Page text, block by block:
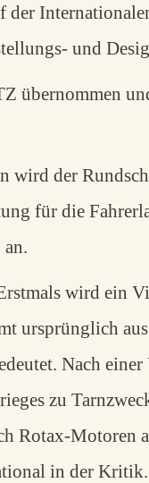
der
und
übernommen
wird der
für die
wird ein
ursprünglich
Nach
zu
Rotax-Motoren
in der Kritik.